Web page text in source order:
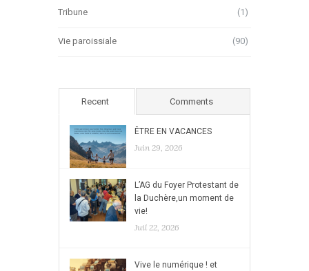
Tribune (1)
Vie paroissiale (90)
Recent Comments
ÊTRE EN VACANCES
Juin 29, 2026
L’AG du Foyer Protestant de
la Duchère,un moment de
vie!
Juil 22, 2026
Vive le numérique ! et